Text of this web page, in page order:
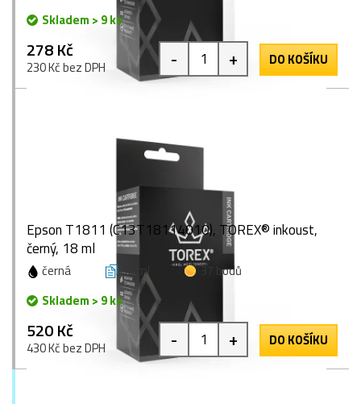
Skladem > 9 ks
278 Kč
230 Kč bez DPH - + DO KOŠÍKU
Epson T1811 (C13T18114010), TOREX® inkoust,
černý, 18 ml
černá 18 ml
37 bodů
Skladem > 9 ks
520 Kč
430 Kč bez DPH - + DO KOŠÍKU